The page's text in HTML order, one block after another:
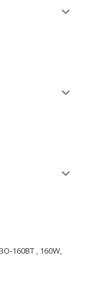
160BT , 160W,